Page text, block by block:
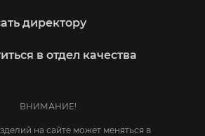
директору
в отдел качества
ВНИМАНИЕ!
на сайте может меняться в